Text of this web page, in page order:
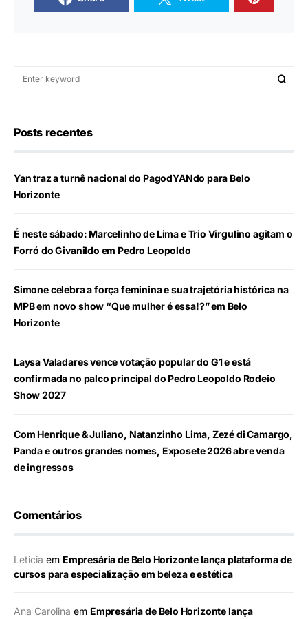
Posts recentes
Yan traz a turnê nacional do PagodYANdo para Belo
Horizonte
É neste sábado: Marcelinho de Lima e Trio Virgulino agitam o
Forró do Givanildo em Pedro Leopoldo
Simone celebra a força feminina e sua trajetória histórica na
MPB em novo show “Que mulher é essa!?” em Belo
Horizonte
Laysa Valadares vence votação popular do G1 e está
confirmada no palco principal do Pedro Leopoldo Rodeio
Show 2027
Com Henrique & Juliano, Natanzinho Lima, Zezé di Camargo,
Panda e outros grandes nomes, Exposete 2026 abre venda
de ingressos
Comentários
Leticia em Empresária de Belo Horizonte lança plataforma de
cursos para especialização em beleza e estética
Ana Carolina em Empresária de Belo Horizonte lança